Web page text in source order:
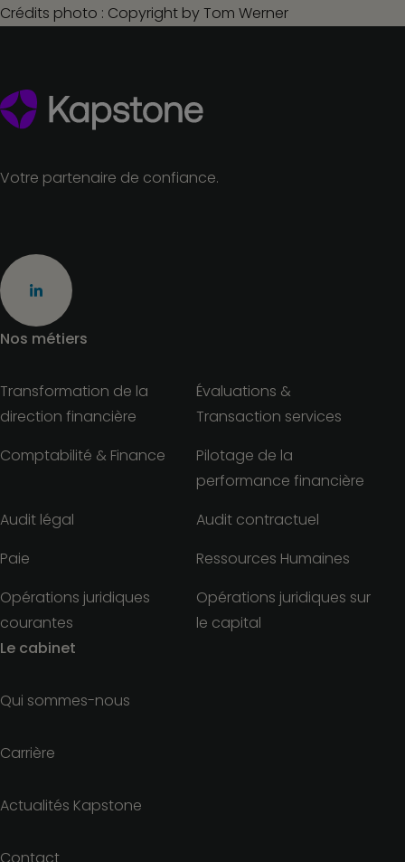
Crédits photo : Copyright by Tom Werner
Votre partenaire de confiance.
Nos métiers
Transformation de la
direction financière
Évaluations &
Transaction services
Comptabilité & Finance
Pilotage de la
performance financière
Audit légal
Audit contractuel
Paie
Ressources Humaines
Opérations juridiques
courantes
Opérations juridiques sur
le capital
Le cabinet
Qui sommes-nous
Carrière
Actualités Kapstone